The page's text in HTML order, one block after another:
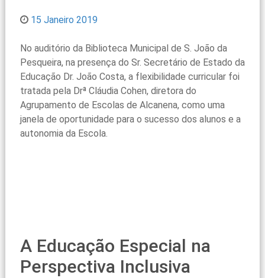
15 Janeiro 2019
No auditório da Biblioteca Municipal de S. João da
Pesqueira, na presença do Sr. Secretário de Estado da
Educação Dr. João Costa, a flexibilidade curricular foi
tratada pela Drª Cláudia Cohen, diretora do
Agrupamento de Escolas de Alcanena, como uma
janela de oportunidade para o sucesso dos alunos e a
autonomia da Escola.
A Educação Especial na
Perspectiva Inclusiva